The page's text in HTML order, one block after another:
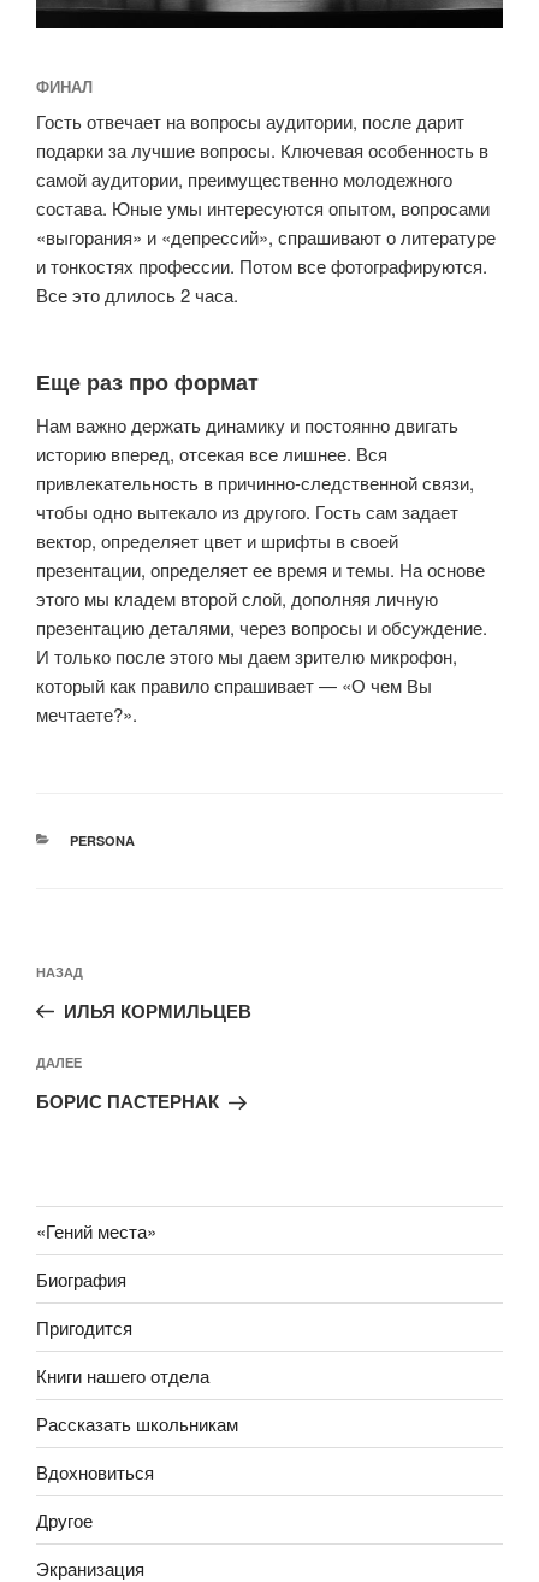
ФИНАЛ
Гость отвечает на вопросы аудитории, после дарит
подарки за лучшие вопросы. Ключевая особенность в
самой аудитории, преимущественно молодежного
состава. Юные умы интересуются опытом, вопросами
«выгорания» и «депрессий», спрашивают о литературе
и тонкостях профессии. Потом все фотографируются.
Все это длилось 2 часа.
Еще раз про формат
Нам важно держать динамику и постоянно двигать
историю вперед, отсекая все лишнее. Вся
привлекательность в причинно-следственной связи,
чтобы одно вытекало из другого. Гость сам задает
вектор, определяет цвет и шрифты в своей
презентации, определяет ее время и темы. На основе
этого мы кладем второй слой, дополняя личную
презентацию деталями, через вопросы и обсуждение.
И только после этого мы даем зрителю микрофон,
который как правило спрашивает — «О чем Вы
мечтаете?».
РУБРИКИ
PERSONA
по
записям
Предыдущая
запись:
НАЗАД
ИЛЬЯ КОРМИЛЬЦЕВ
Следующая
запись
ДАЛЕЕ
БОРИС ПАСТЕРНАК
«Гений места»
Биография
Пригодится
Книги нашего отдела
Рассказать школьникам
Вдохновиться
Другое
Экранизация